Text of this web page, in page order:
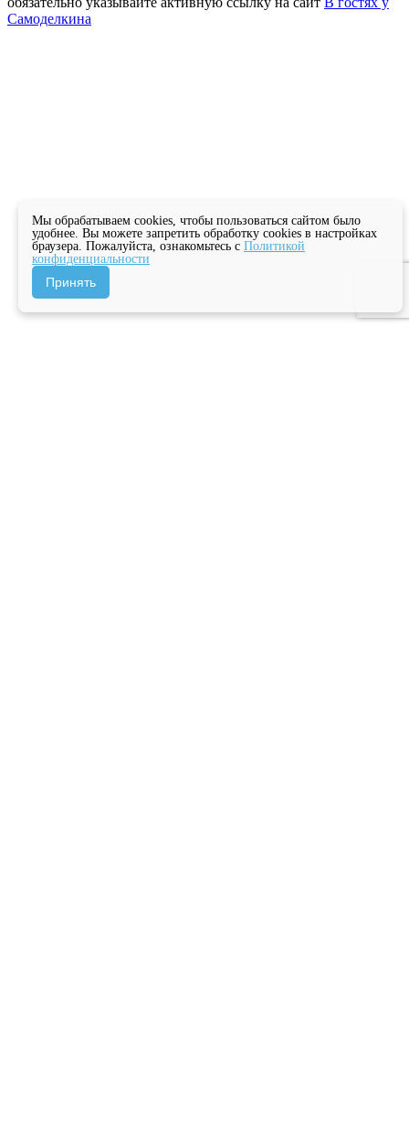
Самоделкина
Мы обрабатываем cookies, чтобы пользоваться сайтом было
удобнее. Вы можете запретить обработку cookies в настройках
браузера. Пожалуйста, ознакомьтесь с Политикой
конфиденциальности
Принять